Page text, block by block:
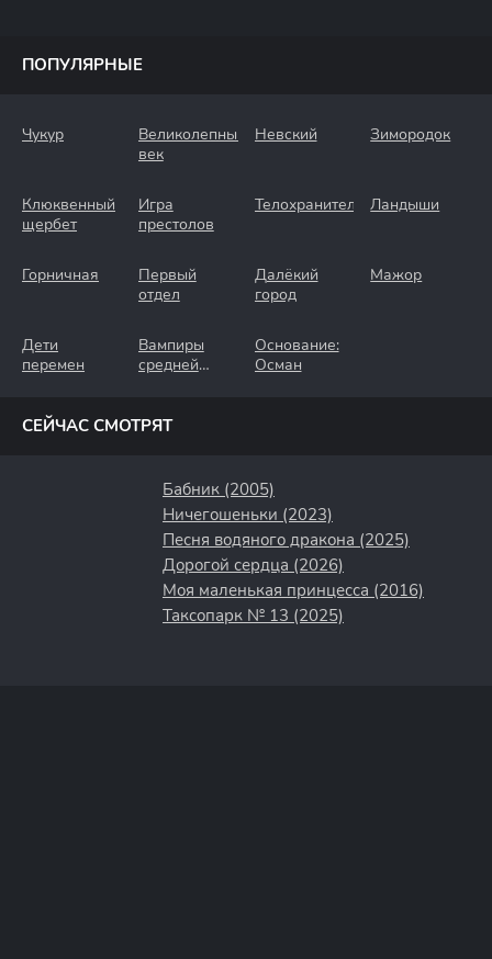
ПОПУЛЯРНЫЕ
Чукур
Великолепный
век
Невский Зимородок
Клюквенный
щербет
Игра
престолов
Телохранители Ландыши
Горничная
Первый
отдел
Далёкий
город
Мажор
Дети
перемен
Вампиры
средней
Основание:
Осман
СЕЙЧАС СМОТРЯТ
Бабник (2005)
Ничегошеньки (2023)
Песня водяного дракона (2025)
Дорогой сердца (2026)
Моя маленькая принцесса (2016)
Таксопарк № 13 (2025)